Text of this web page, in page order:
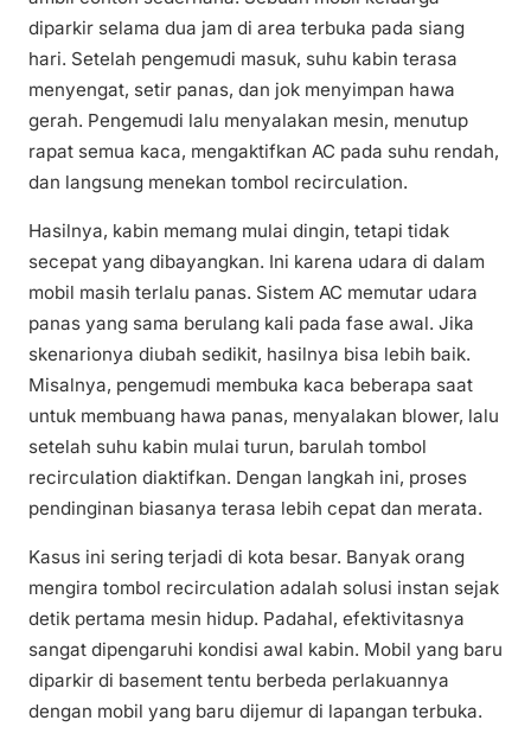
diparkir selama dua jam di area terbuka pada siang
hari. Setelah pengemudi masuk, suhu kabin terasa
menyengat, setir panas, dan jok menyimpan hawa
gerah. Pengemudi lalu menyalakan mesin, menutup
rapat semua kaca, mengaktifkan AC pada suhu rendah,
dan langsung menekan tombol recirculation.
Hasilnya, kabin memang mulai dingin, tetapi tidak
secepat yang dibayangkan. Ini karena udara di dalam
mobil masih terlalu panas. Sistem AC memutar udara
panas yang sama berulang kali pada fase awal. Jika
skenarionya diubah sedikit, hasilnya bisa lebih baik.
Misalnya, pengemudi membuka kaca beberapa saat
untuk membuang hawa panas, menyalakan blower, lalu
setelah suhu kabin mulai turun, barulah tombol
recirculation diaktifkan. Dengan langkah ini, proses
pendinginan biasanya terasa lebih cepat dan merata.
Kasus ini sering terjadi di kota besar. Banyak orang
mengira tombol recirculation adalah solusi instan sejak
detik pertama mesin hidup. Padahal, efektivitasnya
sangat dipengaruhi kondisi awal kabin. Mobil yang baru
diparkir di basement tentu berbeda perlakuannya
dengan mobil yang baru dijemur di lapangan terbuka.